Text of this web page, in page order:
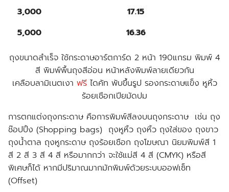
3,000
17.15
5,000
16.36
ถุงขนาดสำเร็จ ใช้กระดาษอาร์ตการ์ด 2 หน้า 190แกรม พิมพ์ 4
สี พิมพ์พื้นถุงสีอ่อน หน้าหลังพิมพ์ลายเดียวกัน
เคลือบลามิเนตเงา ฟรีไดคัท พับขึ้นรูป รองกระดาษแข็ง หูหิ้ว
ร้อยเชือกเปียมัดปม
การตกแต่งถุงกระดาษ คือการพิมพ์สีลงบนถุงกระดาษ เช่น ถุง
ช๊อปปิ้ง (Shopping bags) ถุงหูหิ้ว ถุงหิ้ว ถุงใส่ของ ถุงขาว
ถุงน้ำตาล ถุงหูกระดาษ ถุงร้อยเชือก ถุงโฆษณา นิยมพิมพ์สี 1
สี 2 สี 3 สี 4 สี หรือมากกว่า จะใช้แม่สี 4 สี (CMYK) หรือสี
พิเศษก็ได้ หากมีปริมาณมากมักพิมพ์ด้วยระบบออฟเซ็ท
(Offset)